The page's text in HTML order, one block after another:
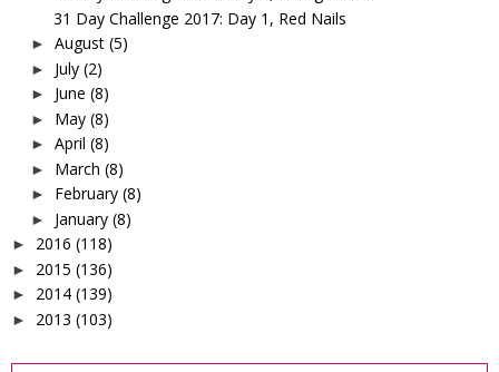
31 Day Challenge 2017: Day 1, Red Nails
► August (5)
► July (2)
► June (8)
► May (8)
► April (8)
► March (8)
► February (8)
► January (8)
► 2016 (118)
► 2015 (136)
► 2014 (139)
► 2013 (103)